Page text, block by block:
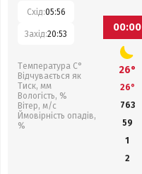
Схід:05:56
Захід:20:53
Температура С°
Відчувається як
Тиск, мм
Вологість, %
Вітер, м/с
Ймовірність опадів,
%
00:00
26°
26°
763
59
1
2